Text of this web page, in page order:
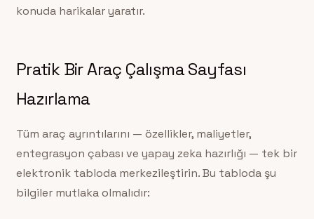
konuda harikalar yaratır.
Pratik Bir Araç Çalışma Sayfası
Hazırlama
Tüm araç ayrıntılarını — özellikler, maliyetler,
entegrasyon çabası ve yapay zeka hazırlığı — tek bir
elektronik tabloda merkezileştirin. Bu tabloda şu
bilgiler mutlaka olmalıdır: